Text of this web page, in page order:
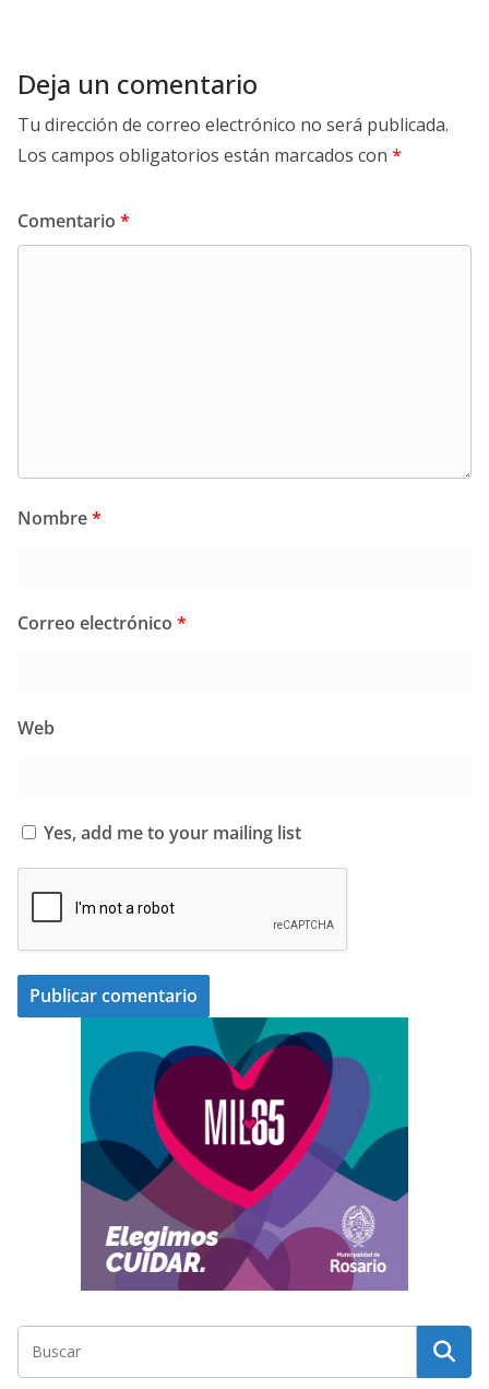
Deja un comentario
Tu dirección de correo electrónico no será publicada.
Los campos obligatorios están marcados con *
Comentario *
Nombre*
Correo electrónico *
Web
Yes, add me to your mailing list